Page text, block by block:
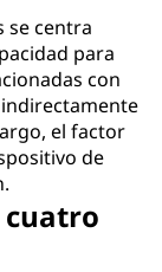
se centra
para
con
el factor
de
cuatro